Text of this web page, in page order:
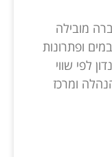
מובילה
ופתרונות
לפי שווי
ההנהלה ומרכז